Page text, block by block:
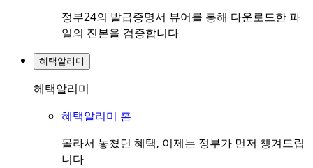
정부24의 발급증명서 뷰어를 통해 다운로드한 파
일의 진본을 검증합니다
혜택알리미
혜택알리미
혜택알리미 홈
몰라서 놓쳤던 혜택, 이제는 정부가 먼저 챙겨드립
니다